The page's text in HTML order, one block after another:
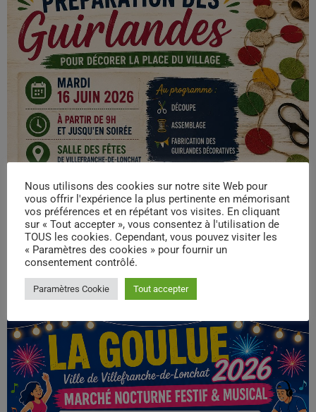
Nous utilisons des cookies sur notre site Web pour
vous offrir l'expérience la plus pertinente en mémorisant
vos préférences et en répétant vos visites. En cliquant
sur « Tout accepter », vous consentez à l'utilisation de
TOUS les cookies. Cependant, vous pouvez visiter les
« Paramètres des cookies » pour fournir un
consentement contrôlé.
Paramètres Cookie Tout accepter